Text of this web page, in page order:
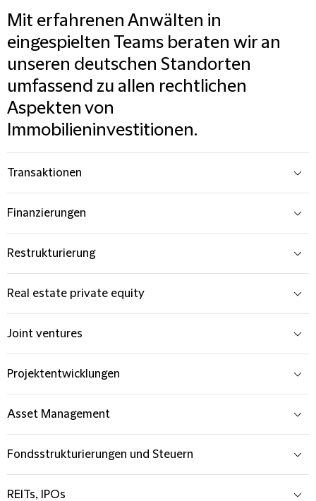
Mit erfahrenen Anwälten in
eingespielten Teams beraten wir an
unseren deutschen Standorten
umfassend zu allen rechtlichen
Aspekten von
Immobilieninvestitionen.
Transaktionen
Finanzierungen
Restrukturierung
Real estate private equity
Joint ventures
Projektentwicklungen
Asset Management
Fondsstrukturierungen und Steuern
REITs, IPOs